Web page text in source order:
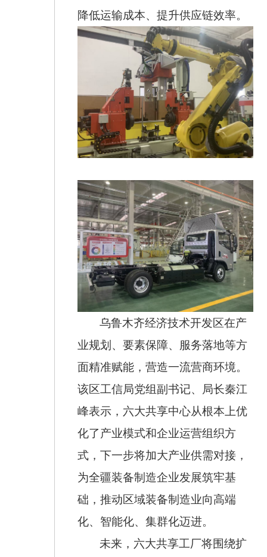
降低运输成本、提升供应链效率。
乌鲁木齐经济技术开发区在产
业规划、要素保障、服务落地等方
面精准赋能，营造一流营商环境。
该区工信局党组副书记、局长秦江
峰表示，六大共享中心从根本上优
化了产业模式和企业运营组织方
式，下一步将加大产业供需对接，
为全疆装备制造企业发展筑牢基
础，推动区域装备制造业向高端
化、智能化、集群化迈进。
未来，六大共享工厂将围绕扩